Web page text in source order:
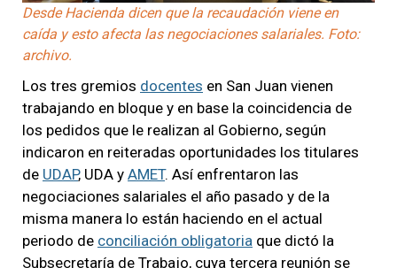
Desde Hacienda dicen que la recaudación viene en
caída y esto afecta las negociaciones salariales. Foto:
archivo.
Los tres gremios docentes en San Juan vienen
trabajando en bloque y en base la coincidencia de
los pedidos que le realizan al Gobierno, según
indicaron en reiteradas oportunidades los titulares
de UDAP, UDA y AMET. Así enfrentaron las
negociaciones salariales el año pasado y de la
misma manera lo están haciendo en el actual
periodo de conciliación obligatoria que dictó la
Subsecretaría de Trabajo, cuya tercera reunión se